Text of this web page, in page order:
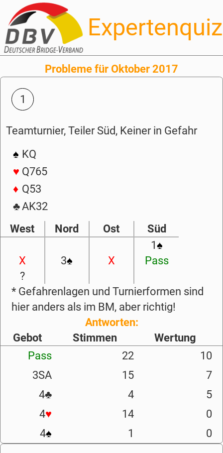
Expertenquiz
Probleme für Oktober 2017
1
Teamturnier, Teiler Süd, Keiner in Gefahr
♠ KQ
♥ Q765
♦ Q53
♣AK32
West
Nord Ost
Süd
1♠
X
3♠ X
Pass
?
* Gefahrenlagen und Turnierformen sind
hier anders als im BM, aber richtig!
Antworten:
Gebot
Stimmen
Wertung
Pass
22
10
3SA
15
7
4♣ 4
5
4♥ 14
0
4♠ 1 0